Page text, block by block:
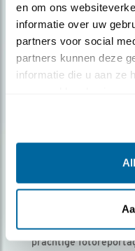
en om ons
informatie over uw
partners voor social
partners kunnen deze
informatie die u aan ze
Ontvang 5 x
Vogels is het
prachtige